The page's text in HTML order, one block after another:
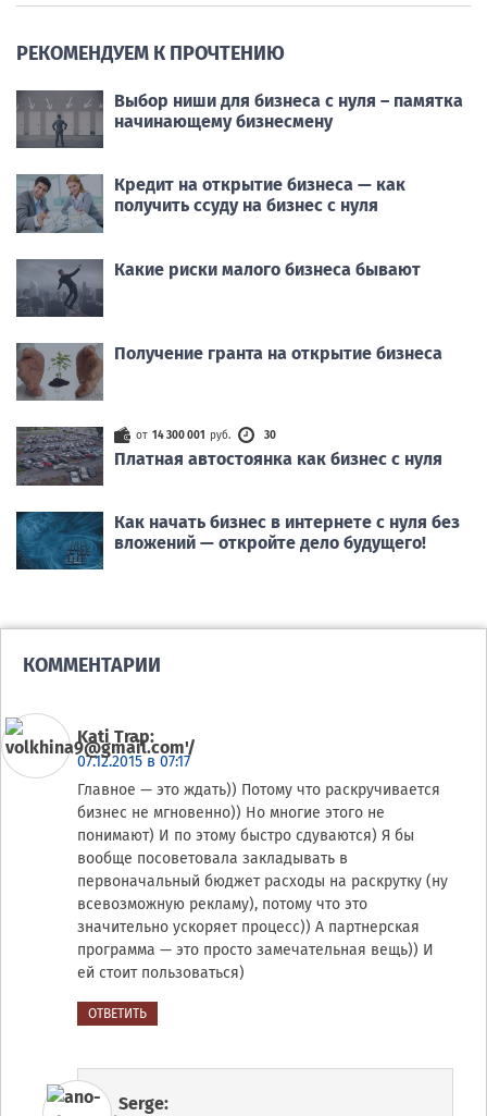
РЕКОМЕНДУЕМ К ПРОЧТЕНИЮ
Выбор ниши для бизнеса с нуля – памятка
начинающему бизнесмену
Кредит на открытие бизнеса — как
получить ссуду на бизнес с нуля
Какие риски малого бизнеса бывают
Получение гранта на открытие бизнеса
от 14 300 001 руб. 30
Платная автостоянка как бизнес с нуля
Как начать бизнес в интернете с нуля без
вложений — откройте дело будущего!
КОММЕНТАРИИ
Kati Trap:
07.12.2015 в 07:17
Главное — это ждать)) Потому что раскручивается
бизнес не мгновенно)) Но многие этого не
понимают) И по этому быстро сдуваются) Я бы
вообще посоветовала закладывать в
первоначальный бюджет расходы на раскрутку (ну
всевозможную рекламу), потому что это
значительно ускоряет процесс)) А партнерская
программа — это просто замечательная вещь)) И
ей стоит пользоваться)
ОТВЕТИТЬ
Serge: